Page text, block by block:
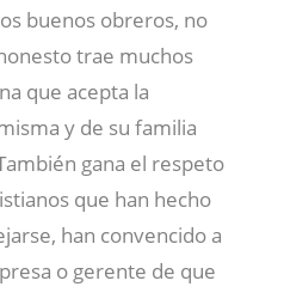
buenos obreros, no
trae muchos
que acepta la
y de su familia
gana el respeto
que han hecho
han convencido a
o gerente de que